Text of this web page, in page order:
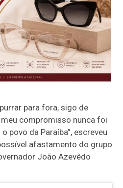
para fora, sigo de
compromisso nunca foi
povo da Paraíba”, escreveu
afastamento do grupo
João Azevêdo